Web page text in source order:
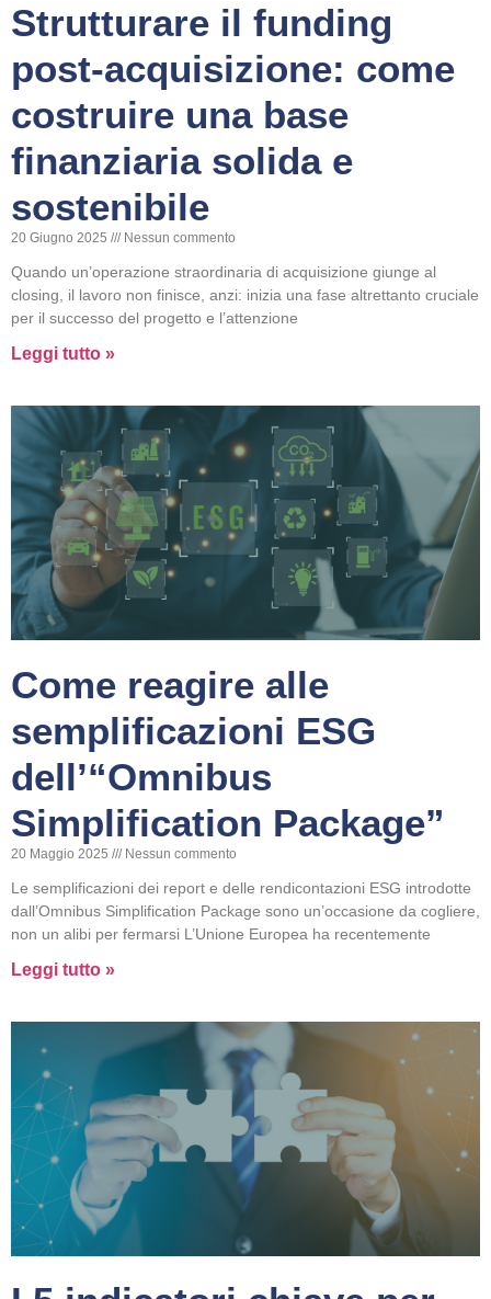
Strutturare il funding
post-acquisizione: come
costruire una base
finanziaria solida e
sostenibile
20 Giugno 2025 Nessun commento
Quando un’operazione straordinaria di acquisizione giunge al
closing, il lavoro non finisce, anzi: inizia una fase altrettanto cruciale
per il successo del progetto e l’attenzione
Leggi tutto »
Come reagire alle
semplificazioni ESG
dell’“Omnibus
Simplification Package”
20 Maggio 2025 Nessun commento
Le semplificazioni dei report e delle rendicontazioni ESG introdotte
dall’Omnibus Simplification Package sono un’occasione da cogliere,
non un alibi per fermarsi L’Unione Europea ha recentemente
Leggi tutto »